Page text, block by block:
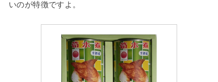
いのが特徴ですよ。